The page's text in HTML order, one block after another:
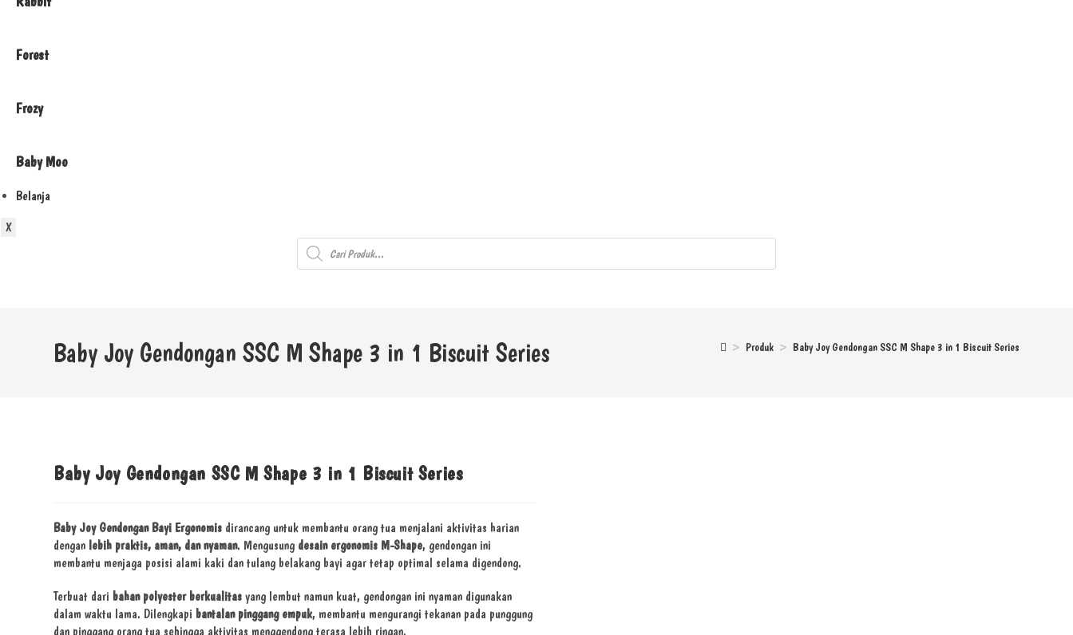
Forest
Frozy
Baby Moo
Belanja
X
Products
search
Baby Joy Gendongan SSC M Shape 3 in 1 Biscuit Series > Produk > Baby Joy Gendongan SSC M Shape 3 in 1 Biscuit Series
Baby Joy Gendongan SSC M Shape 3 in 1 Biscuit Series
Baby Joy Gendongan Bayi Ergonomis dirancang untuk membantu orang tua menjalani aktivitas harian
dengan lebih praktis, aman, dan nyaman. Mengusung desain ergonomis M-Shape, gendongan ini
membantu menjaga posisi alami kaki dan tulang belakang bayi agar tetap optimal selama digendong.
Terbuat dari bahan polyester berkualitas yang lembut namun kuat, gendongan ini nyaman digunakan
dalam waktu lama. Dilengkapi bantalan pinggang empuk, membantu mengurangi tekanan pada punggung
dan pinggang orang tua sehingga aktivitas menggendong terasa lebih ringan.